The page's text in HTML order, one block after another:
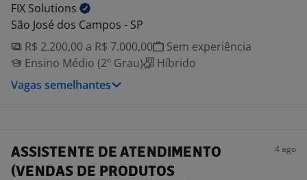
FIX Solutions
São José dos Campos - SP
R$ 2.200,00 a R$ 7.000,00
Sem experiência
Ensino Médio (2º Grau)
Híbrido
Vagas semelhantes
ASSISTENTE DE ATENDIMENTO
(VENDAS DE PRODUTOS
4 ago